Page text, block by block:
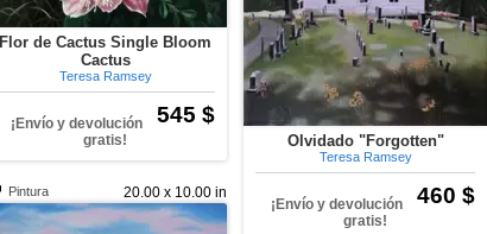
Olvidado "Forgotten"
Teresa Ramsey
460 $
¡Envío y devolución
gratis!
Flor de Cactus Single Bloom
Cactus
Teresa Ramsey
545 $
¡Envío y devolución
gratis!
20.00 x 10.00 in
Pintura